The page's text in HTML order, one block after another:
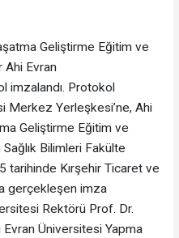
Geliştirme Eğitim ve
Ahi Evran
imzalandı. Protokol
Merkez Yerleşkesi’ne, Ahi
Geliştirme Eğitim ve
Bilimleri Fakülte
tarihinde Kırşehir Ticaret ve
gerçekleşen imza
Rektörü Prof. Dr.
Üniversitesi Yapma